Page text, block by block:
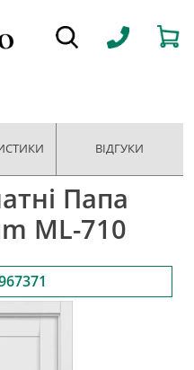
ВІДГУКИ
Папа
ML-710